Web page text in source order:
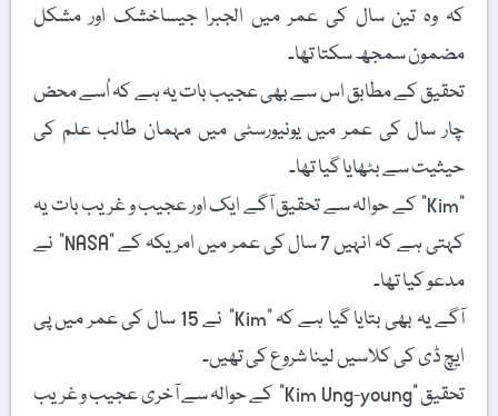
کہ وہ تین سال کی عمر میں الجبرا جیساخشک اور مشکل
مضمون سمجھ سکتا تھا۔
تحقیق کے مطابق اس سے بھی عجیب بات یہ ہے کہ اُسے محض
چار سال کی عمر میں یونیورسٹی میں مہمان طالب علم کی
حیثیت سے بٹھایا گیا تھا۔
"Kim” کے حوالہ سے تحقیق آگے ایک اور عجیب و غریب بات یہ
کہتی ہے کہ انہیں 7 سال کی عمر میں امریکہ کے "NASA” نے
مدعو کیا تھا۔
آگے یہ بھی بتایا گیا ہے کہ "Kim” نے 15 سال کی عمر میں پی
ایچ ڈی کی کلاسیں لینا شروع کی تھیں۔
تحقیق "Kim Ung-young” کے حوالہ سے آخری عجیب و غریب